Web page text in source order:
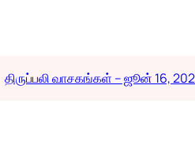
திருப்பலி வாசகங்கள் – ஜூன் 16,